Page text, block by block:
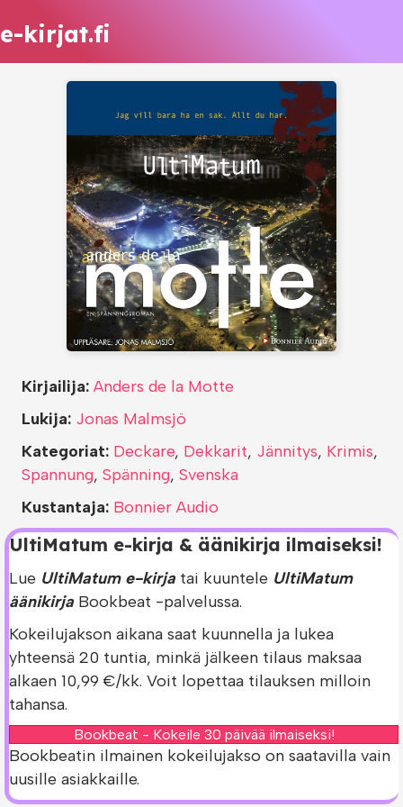
e-kirjat.fi
UltiMatum e-kirja & äänikirja ilmaiseksi!
Lue UltiMatum e-kirja tai kuuntele UltiMatum
äänikirja Bookbeat -palvelussa.
Kokeilujakson aikana saat kuunnella ja lukea
yhteensä 20 tuntia, minkä jälkeen tilaus maksaa
alkaen 10,99 €/kk. Voit lopettaa tilauksen milloin
tahansa.
Bookbeat - Kokeile 30 päivää ilmaiseksi!
Bookbeatin ilmainen kokeilujakso on saatavilla vain
uusille asiakkaille.
Kirjailija: Anders de la Motte
Lukija: Jonas Malmsjö
Kategoriat: Deckare, Dekkarit, Jännitys, Krimis,
Spannung, Spänning, Svenska
Kustantaja: Bonnier Audio